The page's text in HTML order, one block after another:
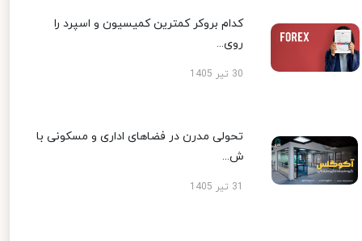
کدام بروکر کمترین کمیسیون و اسپرد را
روی...
30 تیر 1405
تحولی مدرن در فضاهای اداری و مسکونی با
ش...